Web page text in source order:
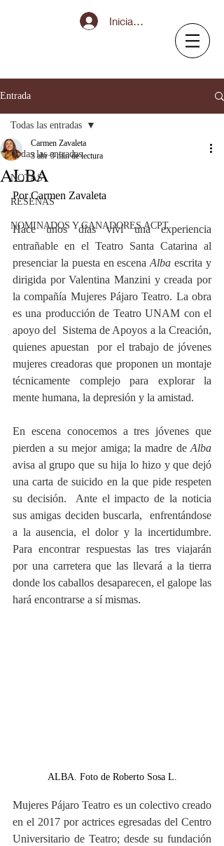
Iniciar sesión
Entrada
Todas las entradas
NOTAS
RESEÑAS
NOMINADOS Y GANADORES ACPT
Todas las entradas
ALBA
Carmen Zavaleta
3 abr 3 min de lectura
Por Carmen Zavaleta
Hace unos días viví una experiencia
entrañable en el Teatro Santa Catarina al
presenciar la puesta en escena Alba escrita y
dirigida por Valentina Manzini y creada por
la compañía Mujeres Pájaro Teatro. La obra
es una producción de Teatro UNAM con el
apoyo del  Sistema de Apoyos a la Creación,
quienes apuestan  por el trabajo de jóvenes
mujeres creadoras que proponen un montaje
técnicamente complejo para explorar la
mente humana, la depresión y la amistad.
En escena conocemos a tres jóvenes que
pierden a su mejor amiga; la madre de Alba
avisa al grupo que su hija lo hizo y que dejó
una carta de suicido en la que pide respeten
su decisión.  Ante el impacto de la noticia
sus amigas deciden buscarla,  enfrentándose
a la ausencia, el dolor y la incertidumbre.
Para encontrar respuestas las tres viajarán
por una carretera que las llevará a la tierra
donde los caballos desaparecen, el galope las
hará encontrarse a sí mismas.
ALBA. Foto de Roberto Sosa L.
Mujeres Pájaro Teatro es un colectivo creado
en el 2017 por actrices egresadas del Centro
Universitario de Teatro; desde su fundación